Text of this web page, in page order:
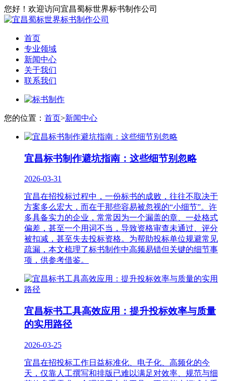
您好！欢迎访问宜昌蜀标世界标书制作公司
首页
专业领域
新闻中心
关于我们
联系我们
您的位置： 首页>新闻中心
宜昌标书制作避坑指南：这些细节别忽略
2026-03-31
宜昌在招投标过程中，一份标书的成败，往往不取决于
方案多么宏大，而在于那些容易被忽视的“小细节”。许
多具备实力的企业，常常因为一个漏盖的章、一处格式
偏差，甚至一个用词不当，导致资格审查未通过、评分
被扣减，甚至失去投标资格。为帮助投标单位规避常见
疏漏，本文梳理了标书制作中高频易错但关键的细节事
项，供参考借鉴。
宜昌标书工具高效应用：提升投标效率与质量
的实用路径
2026-03-25
宜昌在招投标工作日益标准化、电子化、高频化的今
天，仅靠人工撰写和排版已难以满足对效率、规范与细